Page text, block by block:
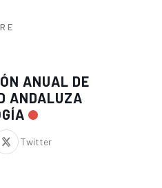
ANUAL DE
ANDALUZA
Twitter